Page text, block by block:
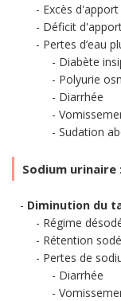
Excès
Déficit
Pertes d’eau
Diabète
Polyurie
Diarrhée
Sudation
Sodium
Diminution du
Régime
Rétention
Pertes de
Diarrhée